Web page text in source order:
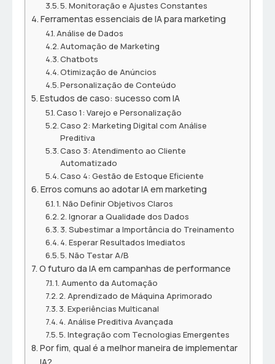
5. Monitoração e Ajustes Constantes
Ferramentas essenciais de IA para marketing
Análise de Dados
Automação de Marketing
Chatbots
Otimização de Anúncios
Personalização de Conteúdo
Estudos de caso: sucesso com IA
Caso 1: Varejo e Personalização
Caso 2: Marketing Digital com Análise
Preditiva
Caso 3: Atendimento ao Cliente
Automatizado
Caso 4: Gestão de Estoque Eficiente
Erros comuns ao adotar IA em marketing
1. Não Definir Objetivos Claros
2. Ignorar a Qualidade dos Dados
3. Subestimar a Importância do Treinamento
4. Esperar Resultados Imediatos
5. Não Testar A/B
O futuro da IA em campanhas de performance
1. Aumento da Automação
2. Aprendizado de Máquina Aprimorado
3. Experiências Multicanal
4. Análise Preditiva Avançada
5. Integração com Tecnologias Emergentes
Por fim, qual é a melhor maneira de implementar